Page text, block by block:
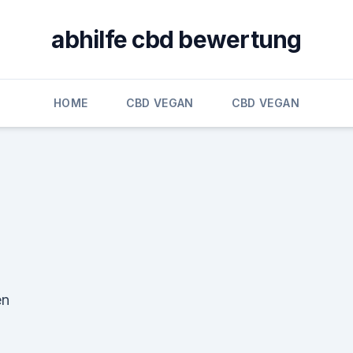
abhilfe cbd bewertung
HOME CBD VEGAN CBD VEGAN